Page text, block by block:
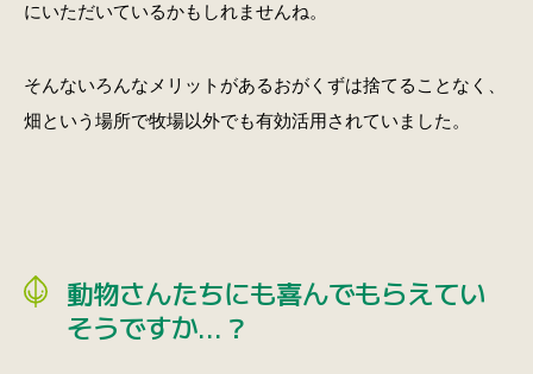
にいただいているかもしれませんね。
そんないろんなメリットがあるおがくずは捨てることなく、
畑という場所で牧場以外でも有効活用されていました。
動物さんたちにも喜んでもらえてい
そうですか…？